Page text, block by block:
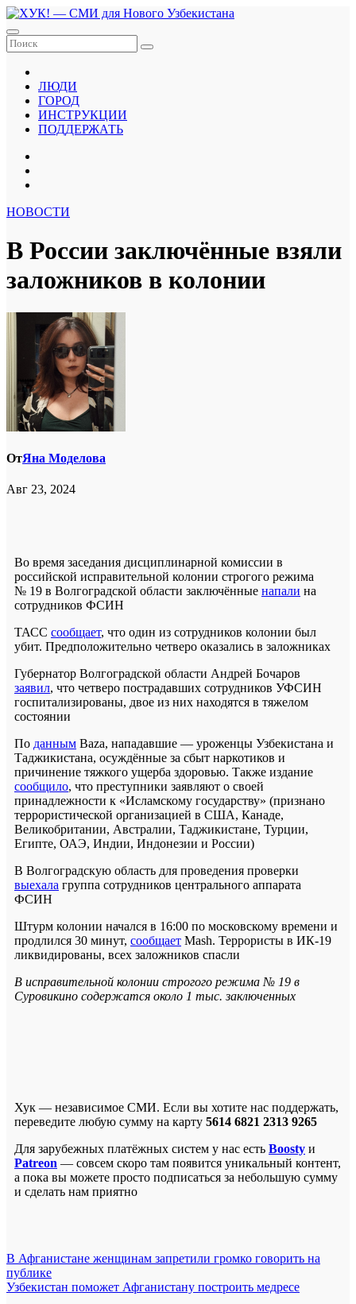
Перейти
к
содержанию
ЛЮДИ
ГОРОД
ИНСТРУКЦИИ
ПОДДЕРЖАТЬ
НОВОСТИ
В России заключённые взяли
заложников в колонии
ОтЯна Моделова
Авг 23, 2024
Во время заседания дисциплинарной комиссии в
российской исправительной колонии строгого режима
№ 19 в Волгоградской области заключённые напали на
сотрудников ФСИН
ТАСС сообщает, что один из сотрудников колонии был
убит. Предположительно четверо оказались в заложниках
Губернатор Волгоградской области Андрей Бочаров
заявил, что четверо пострадавших сотрудников УФСИН
госпитализированы, двое из них находятся в тяжелом
состоянии
По данным Baza, нападавшие — уроженцы Узбекистана и
Таджикистана, осуждённые за сбыт наркотиков и
причинение тяжкого ущерба здоровью. Также издание
сообщило, что преступники заявляют о своей
принадлежности к «Исламскому государству» (признано
террористической организацией в США, Канаде,
Великобритании, Австралии, Таджикистане, Турции,
Египте, ОАЭ, Индии, Индонезии и России)
В Волгоградскую область для проведения проверки
выехала группа сотрудников центрального аппарата
ФСИН
Штурм колонии начался в 16:00 по московскому времени и
продлился 30 минут, сообщает Mash. Террористы в ИК-19
ликвидированы, всех заложников спасли
В исправительной колонии строгого режима № 19 в
Суровикино содержатся около 1 тыс. заключенных
Хук — независимое СМИ. Если вы хотите нас поддержать,
переведите любую сумму на карту 5614 6821 2313 9265
Для зарубежных платёжных систем у нас есть Boosty и
Patreon — совсем скоро там появится уникальный контент,
а пока вы можете просто подписаться за небольшую сумму
и сделать нам приятно
Навигация
по
В Афганистане женщинам запретили громко говорить на
публике
Узбекистан поможет Афганистану построить медресе